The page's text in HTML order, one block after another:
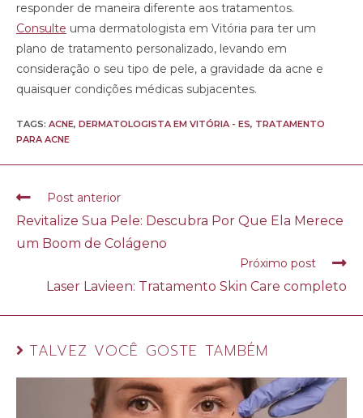
responder de maneira diferente aos tratamentos.
Consulte uma dermatologista em Vitória para ter um
plano de tratamento personalizado, levando em
consideração o seu tipo de pele, a gravidade da acne e
quaisquer condições médicas subjacentes.
TAGS: ACNE, DERMATOLOGISTA EM VITÓRIA - ES, TRATAMENTO
PARA ACNE
Post anterior
Revitalize Sua Pele: Descubra Por Que Ela Merece
um Boom de Colágeno
Próximo post
Laser Lavieen: Tratamento Skin Care completo
TALVEZ VOCÊ GOSTE TAMBÉM